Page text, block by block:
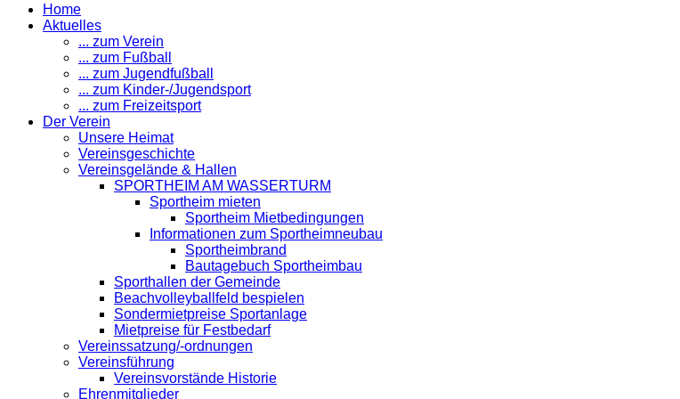
Home
Aktuelles
... zum Verein
... zum Fußball
... zum Jugendfußball
... zum Kinder-/Jugendsport
... zum Freizeitsport
Der Verein
Unsere Heimat
Vereinsgeschichte
Vereinsgelände & Hallen
SPORTHEIM AM WASSERTURM
Sportheim mieten
Sportheim Mietbedingungen
Informationen zum Sportheimneubau
Sportheimbrand
Bautagebuch Sportheimbau
Sporthallen der Gemeinde
Beachvolleyballfeld bespielen
Sondermietpreise Sportanlage
Mietpreise für Festbedarf
Vereinssatzung/-ordnungen
Vereinsführung
Vereinsvorstände Historie
Ehrenmitglieder